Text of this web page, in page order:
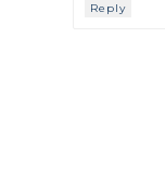
Reply